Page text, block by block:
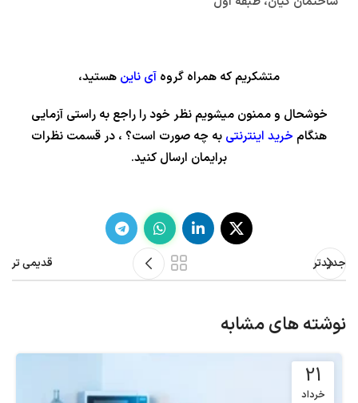
متشکریم که همراه گروه آی ناین هستید،
خوشحال و ممنون میشویم نظر خود را راجع به راستی آزمایی
هنگام خرید اینترنتی به چه صورت است؟ ، در قسمت نظرات
برایمان ارسال کنید.
جدیدتر قدیمی تر
نوشته های مشابه
21
خرداد